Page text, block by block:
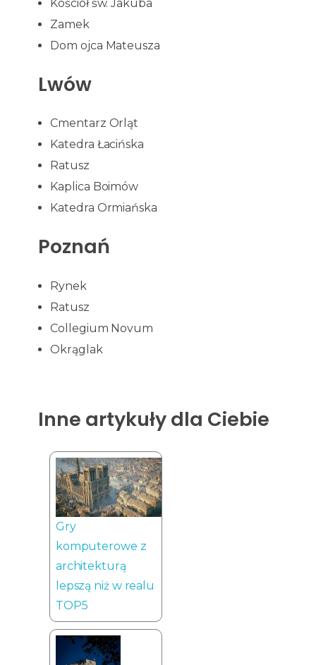
Kościół św. Jakuba
Zamek
Dom ojca Mateusza
Lwów
Cmentarz Orląt
Katedra Łacińska
Ratusz
Kaplica Boimów
Katedra Ormiańska
Poznań
Rynek
Ratusz
Collegium Novum
Okrąglak
Inne artykuły dla Ciebie
Gry
komputerowe z
architekturą
lepszą niż w realu
TOP5